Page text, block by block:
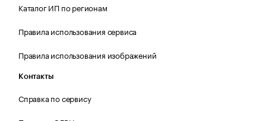
Каталог ИП по регионам
Правила использования сервиса
Правила использования изображений
Контакты
Справка по сервису